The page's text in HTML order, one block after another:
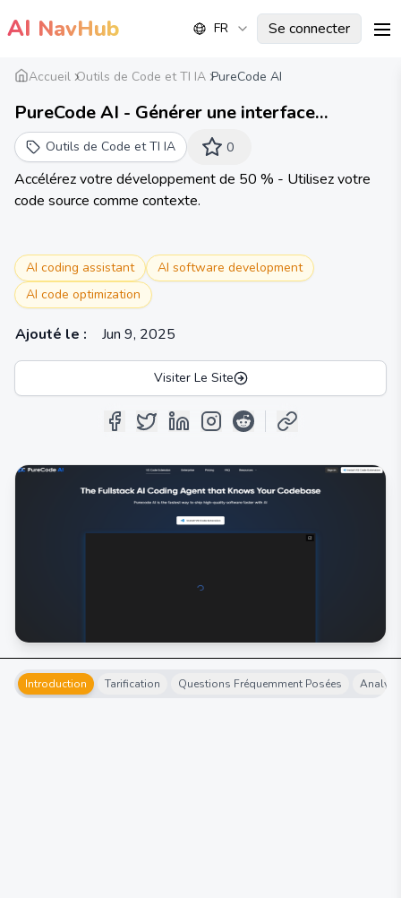
AI NavHub FR Se connecter
Accueil Outils de Code et TI IA PureCode AI
PureCode AI - Générer une interface
utilisateur avec l'IA
Outils de Code et TI IA 0
Accélérez votre développement de 50 % - Utilisez votre
code source comme contexte.
AI coding assistant
AI software development
AI code optimization
Ajouté le : Jun 9, 2025
Visiter Le Site
Introduction Tarification Questions Fréquemment Posées